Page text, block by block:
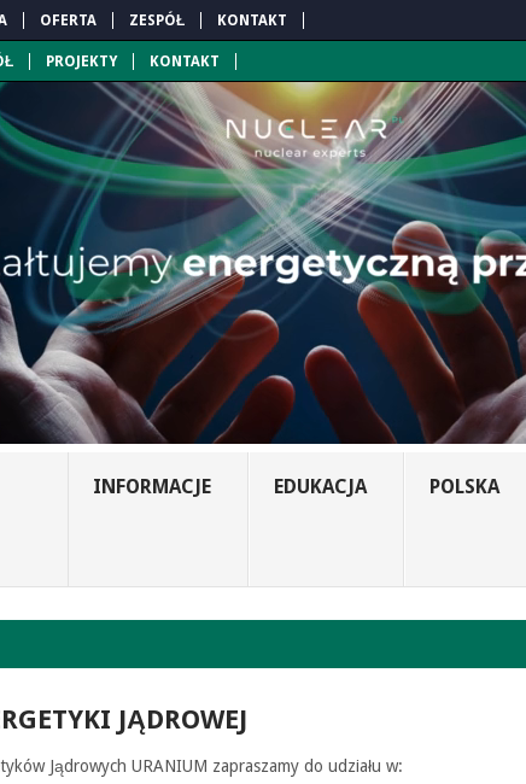
OFERTA ZESPÓŁ KONTAKT
PROJEKTY KONTAKT
INFORMACJE EDUKACJA POLSKA
JĄDROWEJ
Jądrowych URANIUM zapraszamy do udziału w: